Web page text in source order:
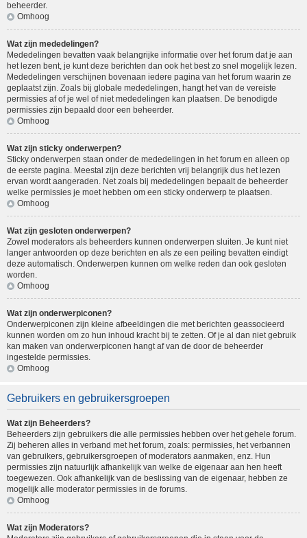
beheerder.
Omhoog
Wat zijn mededelingen?
Mededelingen bevatten vaak belangrijke informatie over het forum dat je aan
het lezen bent, je kunt deze berichten dan ook het best zo snel mogelijk lezen.
Mededelingen verschijnen bovenaan iedere pagina van het forum waarin ze
geplaatst zijn. Zoals bij globale mededelingen, hangt het van de vereiste
permissies af of je wel of niet mededelingen kan plaatsen. De benodigde
permissies zijn bepaald door een beheerder.
Omhoog
Wat zijn sticky onderwerpen?
Sticky onderwerpen staan onder de mededelingen in het forum en alleen op
de eerste pagina. Meestal zijn deze berichten vrij belangrijk dus het lezen
ervan wordt aangeraden. Net zoals bij mededelingen bepaalt de beheerder
welke permissies je moet hebben om een sticky onderwerp te plaatsen.
Omhoog
Wat zijn gesloten onderwerpen?
Zowel moderators als beheerders kunnen onderwerpen sluiten. Je kunt niet
langer antwoorden op deze berichten en als ze een peiling bevatten eindigt
deze automatisch. Onderwerpen kunnen om welke reden dan ook gesloten
worden.
Omhoog
Wat zijn onderwerpiconen?
Onderwerpiconen zijn kleine afbeeldingen die met berichten geassocieerd
kunnen worden om zo hun inhoud kracht bij te zetten. Of je al dan niet gebruik
kan maken van onderwerpiconen hangt af van de door de beheerder
ingestelde permissies.
Omhoog
Gebruikers en gebruikersgroepen
Wat zijn Beheerders?
Beheerders zijn gebruikers die alle permissies hebben over het gehele forum.
Zij beheren alles in verband met het forum, zoals: permissies, het verbannen
van gebruikers, gebruikersgroepen of moderators aanmaken, enz. Hun
permissies zijn natuurlijk afhankelijk van welke de eigenaar aan hen heeft
toegewezen. Ook afhankelijk van de beslissing van de eigenaar, hebben ze
mogelijk alle moderator permissies in de forums.
Omhoog
Wat zijn Moderators?